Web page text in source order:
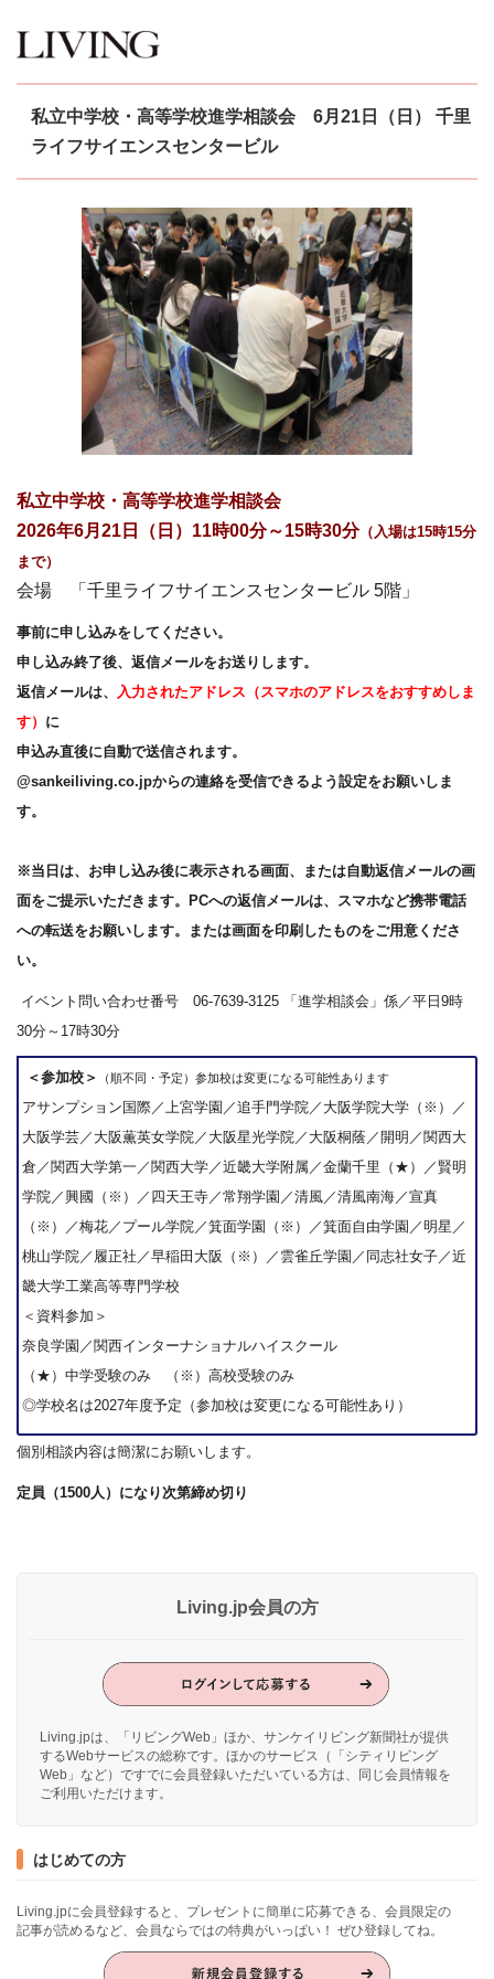
私立中学校・高等学校進学相談会 6月21日（日） 千里
ライフサイエンスセンタービル
私立中学校・高等学校進学相談会
2026年6月21日（日）11時00分～15時30分（入場は15時15分
まで）
会場 「千里ライフサイエンスセンタービル 5階」
事前に申し込みをしてください。
申し込み終了後、返信メールをお送りします。
返信メールは、 入力されたアドレス（スマホのアドレスをおすすめしま
す） に
申込み直後に自動で送信されます。
@sankeiliving.co.jpからの連絡を受信できるよう設定をお願いしま
す。
※当日は、お申し込み後に表示される画面、または自動返信メールの画
面をご提示いただきます。PCへの返信メールは、スマホなど携帯電話
への転送をお願いします。または画面を印刷したものをご用意くださ
い。
イベント問い合わせ番号 06-7639-3125 「進学相談会」係／平日9時
30分～17時30分
＜参加校＞ （順不同・予定）参加校は変更になる可能性あります
アサンプション国際／上宮学園／追手門学院／大阪学院大学（※）／
大阪学芸／大阪薫英女学院／大阪星光学院／大阪桐蔭／開明／関西大
倉／関西大学第一／関西大学／近畿大学附属／金蘭千里（★）／賢明
学院／興國（※）／四天王寺／常翔学園／清風／清風南海／宣真
（※）／梅花／プール学院／箕面学園（※）／箕面自由学園／明星／
桃山学院／履正社／早稲田大阪（※）／雲雀丘学園／同志社女子／近
畿大学工業高等専門学校
＜資料参加＞
奈良学園／関西インターナショナルハイスクール
（★）中学受験のみ （※）高校受験のみ
◎学校名は2027年度予定（参加校は変更になる可能性あり）
個別相談内容は簡潔にお願いします。
定員（1500人）になり次第締め切り
Living.jp会員の方
Living.jpは、「リビングWeb」ほか、サンケイリビング新聞社が提供
するWebサービスの総称です。ほかのサービス（「シティリビング
Web」など）ですでに会員登録いただいている方は、同じ会員情報を
ご利用いただけます。
はじめての方
Living.jpに会員登録すると、プレゼントに簡単に応募できる、会員限定の
記事が読めるなど、会員ならではの特典がいっぱい！ ぜひ登録してね。